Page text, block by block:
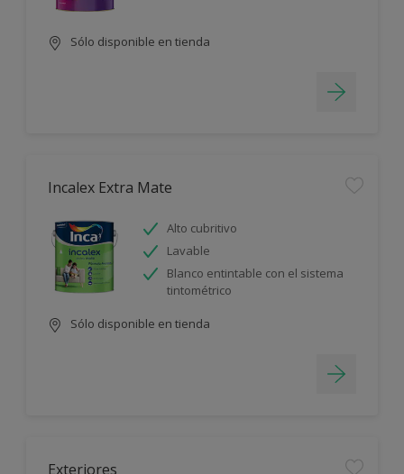
Sólo disponible en tienda
Incalex Extra Mate
Alto cubritivo
Lavable
Blanco entintable con el sistema
tintométrico
Sólo disponible en tienda
Exteriores